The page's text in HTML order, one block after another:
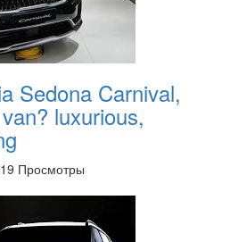
Sedona Carnival,
luxurious,
Просмотры